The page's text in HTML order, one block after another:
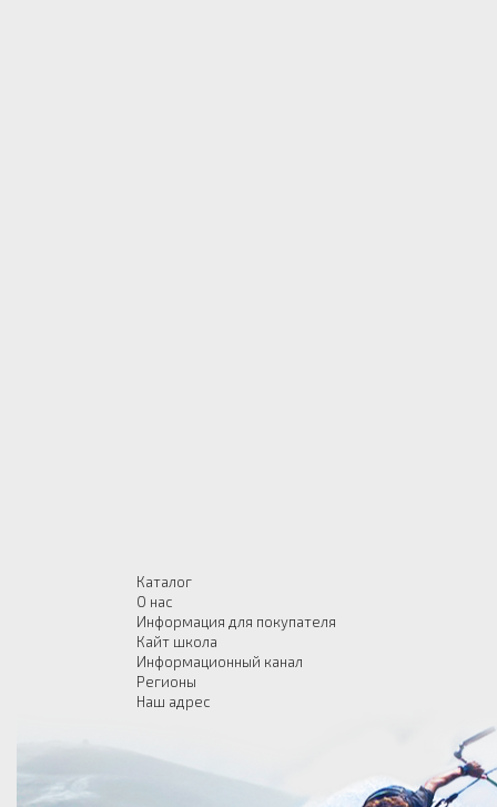
Каталог
О нас
Информация для покупателя
Кайт школа
Информационный канал
Регионы
Наш адрес